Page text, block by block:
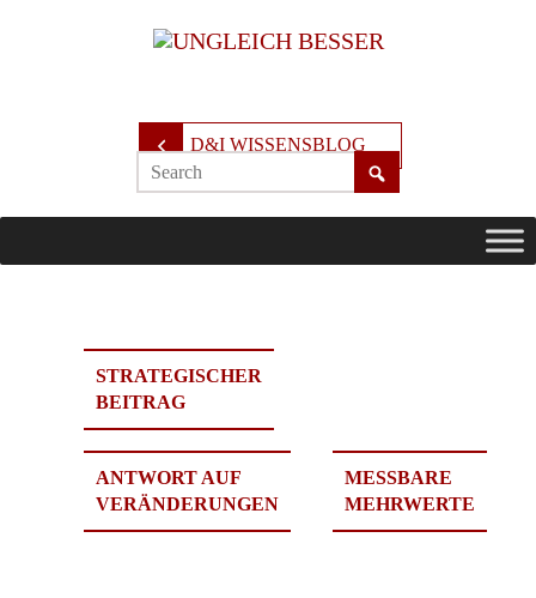
D&I WISSENSBLOG
STRATEGISCHER
BEITRAG
ANTWORT AUF
VERÄNDERUNGEN
MESSBARE
MEHRWERTE